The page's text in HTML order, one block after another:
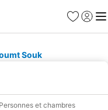
Favoris
Se
Souk
Personnes et chambres